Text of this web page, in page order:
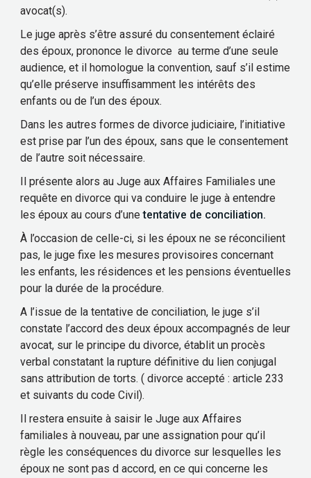
avocat(s).
Le juge après s’être assuré du consentement éclairé
des époux, prononce le divorce au terme d’une seule
audience, et il homologue la convention, sauf s’il estime
qu’elle préserve insuffisamment les intérêts des
enfants ou de l’un des époux.
Dans les autres formes de divorce judiciaire, l’initiative
est prise par l’un des époux, sans que le consentement
de l’autre soit nécessaire.
Il présente alors au Juge aux Affaires Familiales une
requête en divorce qui va conduire le juge à entendre
les époux au cours d’unetentative de conciliation.
À l’occasion de celle-ci, si les époux ne se réconcilient
pas, le juge fixe les mesures provisoires concernant
les enfants, les résidences et les pensions éventuelles
pour la durée de la procédure.
A l’issue de la tentative de conciliation, le juge s’il
constate l’accord des deux époux accompagnés de leur
avocat, sur le principe du divorce, établit un procès
verbal constatant la rupture définitive du lien conjugal
sans attribution de torts. ( divorce accepté : article 233
et suivants du code Civil).
Il restera ensuite à saisir le Juge aux Affaires
familiales à nouveau, par une assignation pour qu’il
règle les conséquences du divorce sur lesquelles les
époux ne sont pas d accord, en ce qui concerne les